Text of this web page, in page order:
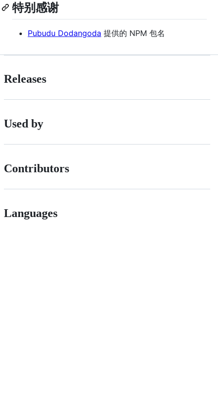
特别感谢
Pubudu Dodangoda 提供的 NPM 包名
Releases
Used by
Contributors
Languages